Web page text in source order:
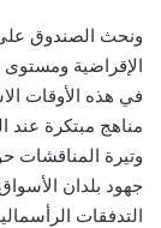
ونحث الصندوق
الإقراضية ومستوى
في هذه الأوقات
مناهج مبتكرة عند
وتيرة المناقشات
جهود بلدان
التدفقات